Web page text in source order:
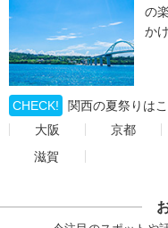
の
か
CHECK!
関西の夏祭りは
大阪
京都
滋賀